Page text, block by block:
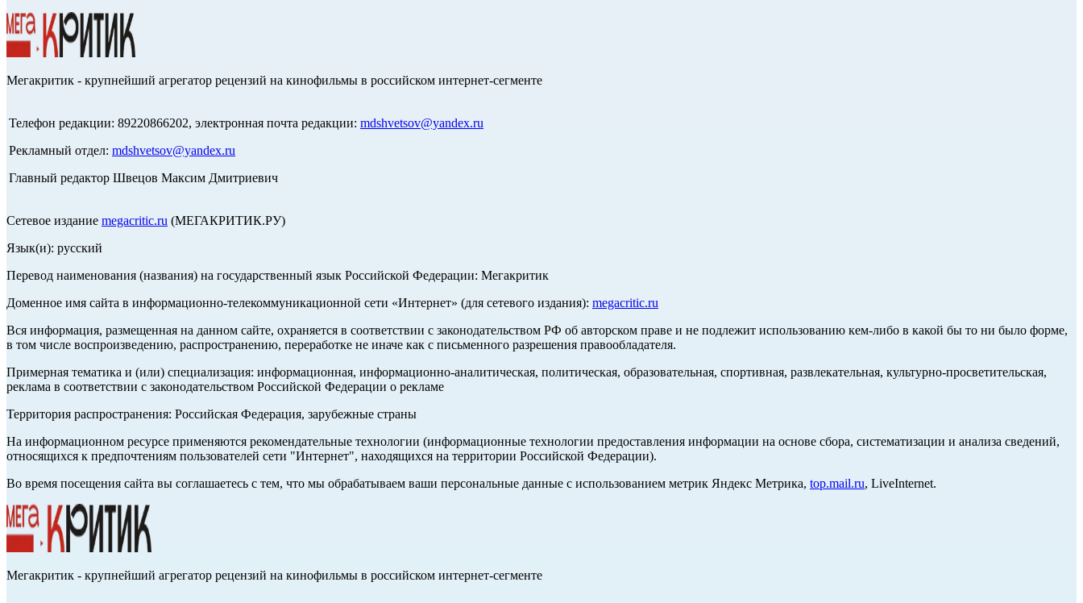
Мегакритик - крупнейший агрегатор рецензий на кинофильмы в российском интернет-сегменте
Телефон редакции: 89220866202, электронная почта редакции: mdshvetsov@yandex.ru
Рекламный отдел: mdshvetsov@yandex.ru
Главный редактор Швецов Максим Дмитриевич
Сетевое издание megacritic.ru (МЕГАКРИТИК.РУ)
Язык(и): русский
Перевод наименования (названия) на государственный язык Российской Федерации: Мегакритик
Доменное имя сайта в информационно-телекоммуникационной сети «Интернет» (для сетевого издания): megacritic.ru
Вся информация, размещенная на данном сайте, охраняется в соответствии с законодательством РФ об авторском праве и не подлежит использованию кем-либо в какой бы то ни было форме,
в том числе воспроизведению, распространению, переработке не иначе как с письменного разрешения правообладателя.
Примерная тематика и (или) специализация: информационная, информационно-аналитическая, политическая, образовательная, спортивная, развлекательная, культурно-просветительская,
реклама в соответствии с законодательством Российской Федерации о рекламе
Территория распространения: Российская Федерация, зарубежные страны
На информационном ресурсе применяются рекомендательные технологии (информационные технологии предоставления информации на основе сбора, систематизации и анализа сведений,
относящихся к предпочтениям пользователей сети "Интернет", находящихся на территории Российской Федерации).
Во время посещения сайта вы соглашаетесь с тем, что мы обрабатываем ваши персональные данные с использованием метрик Яндекс Метрика, top.mail.ru, LiveInternet.
Мегакритик - крупнейший агрегатор рецензий на кинофильмы в российском интернет-сегменте